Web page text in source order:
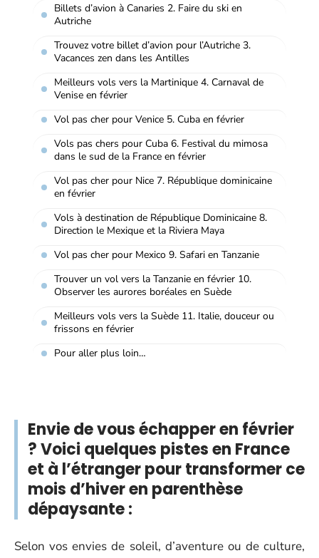
Billets d’avion à Canaries 2. Faire du ski en
Autriche
Trouvez votre billet d’avion pour l’Autriche 3.
Vacances zen dans les Antilles
Meilleurs vols vers la Martinique 4. Carnaval de
Venise en février
Vol pas cher pour Venice 5. Cuba en février
Vols pas chers pour Cuba 6. Festival du mimosa
dans le sud de la France en février
Vol pas cher pour Nice 7. République dominicaine
en février
Vols à destination de République Dominicaine 8.
Direction le Mexique et la Riviera Maya
Vol pas cher pour Mexico 9. Safari en Tanzanie
Trouver un vol vers la Tanzanie en février 10.
Observer les aurores boréales en Suède
Meilleurs vols vers la Suède 11. Italie, douceur ou
frissons en février
Pour aller plus loin…
Envie de vous échapper en février
? Voici quelques pistes en France
et à l’étranger pour transformer ce
mois d’hiver en parenthèse
dépaysante :
Selon vos envies de soleil, d’aventure ou de culture,